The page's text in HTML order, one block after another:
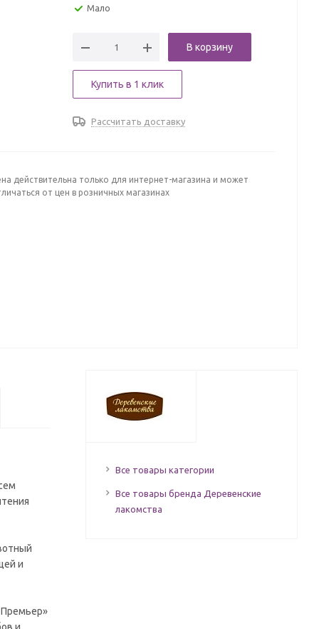
Мало
В корзину
Купить в 1 клик
Рассчитать доставку
действительна только для интернет-магазина и может
от цен в розничных магазинах
и
Все товары категории
Все товары бренда Деревенские
лакомства